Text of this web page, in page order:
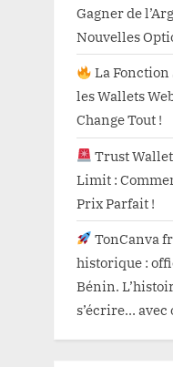
Gagner de
Nouvelles
La
les Wallets
Change Tout !
Trust
Limit :
Prix Parfait !
TonCanva
historique :
Bénin.
s’écrire… avec